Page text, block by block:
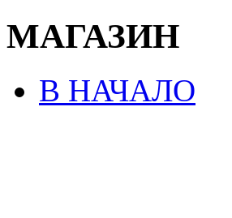
МАГАЗИН
В НАЧАЛО